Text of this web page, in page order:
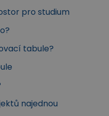
pro studium
tabule?
najednou